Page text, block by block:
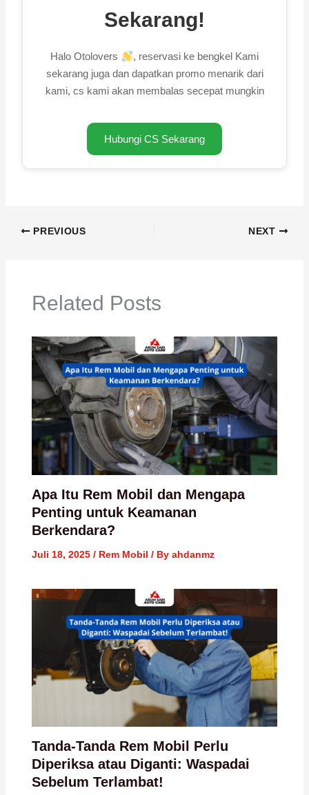
Sekarang!
Halo Otolovers
, reservasi ke bengkel Kami
sekarang juga dan dapatkan promo menarik dari
kami, cs kami akan membalas secepat mungkin
Hubungi CS Sekarang
PREVIOUS NEXT
Related Posts
Apa Itu Rem Mobil dan Mengapa
Penting untuk Keamanan
Berkendara?
Juli 18, 2025 / Rem Mobil / By ahdanmz
Tanda-Tanda Rem Mobil Perlu
Diperiksa atau Diganti: Waspadai
Sebelum Terlambat!